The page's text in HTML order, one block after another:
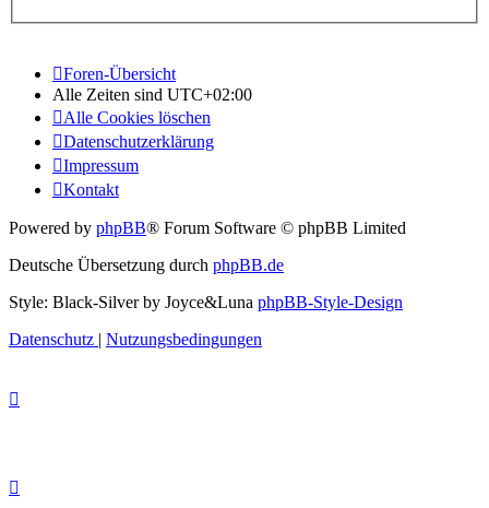
Foren-Übersicht
Alle Zeiten sind UTC+02:00
Alle Cookies löschen
Datenschutzerklärung
Impressum
Kontakt
Powered by phpBB® Forum Software © phpBB Limited
Deutsche Übersetzung durch phpBB.de
Style: Black-Silver by Joyce&Luna phpBB-Style-Design
Datenschutz | Nutzungsbedingungen